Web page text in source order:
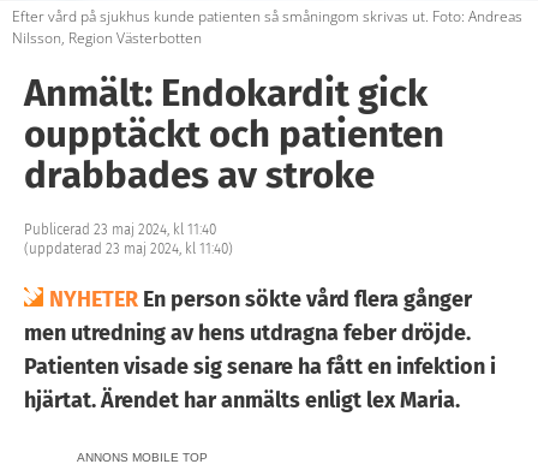
Efter vård på sjukhus kunde patienten så småningom skrivas ut. Foto: Andreas
Nilsson, Region Västerbotten
Anmält: Endokardit gick
oupptäckt och patienten
drabbades av stroke
Publicerad 23 maj 2024, kl 11:40
(uppdaterad 23 maj 2024, kl 11:40)
NYHETER En person sökte vård flera gånger
men utredning av hens utdragna feber dröjde.
Patienten visade sig senare ha fått en infektion i
hjärtat. Ärendet har anmälts enligt lex Maria.
ANNONS MOBILE TOP